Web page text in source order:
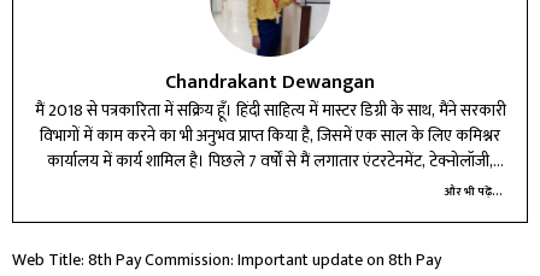
Chandrakant Dewangan
मैं 2018 से पत्रकारिता में सक्रिय हूँ। हिंदी साहित्य में मास्टर डिग्री के साथ, मैंने सरकारी
विभागों में काम करने का भी अनुभव प्राप्त किया है, जिसमें एक साल के लिए कमिश्नर
कार्यालय में कार्य शामिल है। पिछले 7 वर्षों से मैं लगातार एंटरटेनमेंट, टेक्नोलॉजी,
और भी पढ़ें...
Web Title: 8th Pay Commission: Important update on 8th Pay